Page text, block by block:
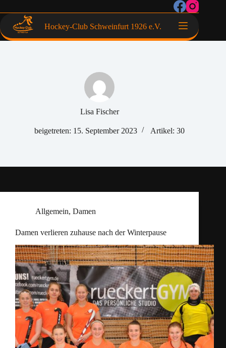
Hockey-Club Schweinfurt 1926 e.V.
Lisa Fischer
beigetreten: 15. September 2023 Artikel: 30
Allgemein, Damen
Damen verlieren zuhause nach der Winterpause